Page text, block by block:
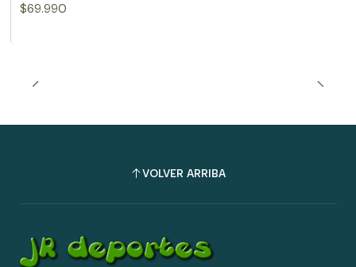
$69.990
VOLVER ARRIBA